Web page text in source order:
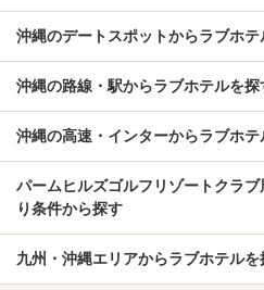
沖縄のデートスポットからラブホテ
沖縄の路線・駅からラブホテルを探
沖縄の高速・インターからラブホテ
パームヒルズゴルフリゾートクラ
り条件から探す
九州・沖縄エリアからラブホテルを